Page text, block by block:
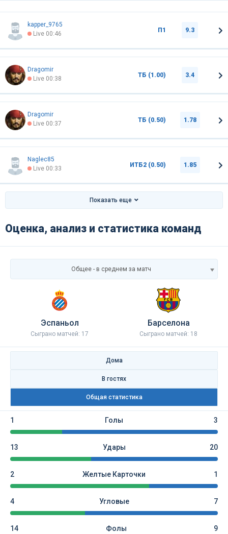
kapper_9765
Live 00:46
П1 9.3
Dragomir
Live 00:38
ТБ (1.00) 3.4
Dragomir
Live 00:37
ТБ (0.50) 1.78
Naglec85
Live 00:33
ИТБ2 (0.50) 1.85
Показать еще
Оценка, анализ и статистика команд
Эспаньол
Сыграно матчей: 17
Общее - в среднем за матч
Барселона
Сыграно матчей: 18
Дома
В гостях
Общая статистика
1 Голы 3
13 Удары 20
2 Желтые Карточки 1
4 Угловые 7
14 Фолы 9